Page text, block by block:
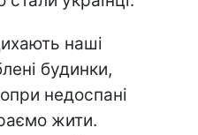
наші
будинки,
недоспані
жити.